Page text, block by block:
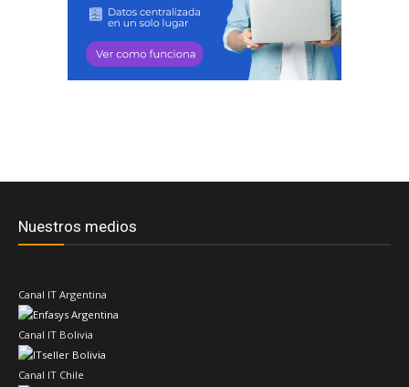
Nuestros medios
Canal IT Argentina
Canal IT Bolivia
Canal IT Chile